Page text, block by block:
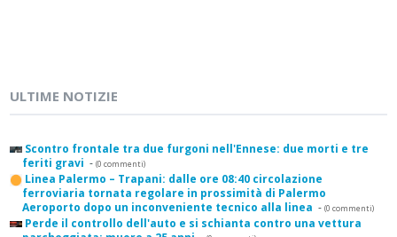
ULTIME NOTIZIE
Scontro frontale tra due furgoni nell'Ennese: due morti e tre
feriti gravi - (0 commenti)
Linea Palermo – Trapani: dalle ore 08:40 circolazione
ferroviaria tornata regolare in prossimità di Palermo
Aeroporto dopo un inconveniente tecnico alla linea - (0 commenti)
Perde il controllo dell'auto e si schianta contro una vettura